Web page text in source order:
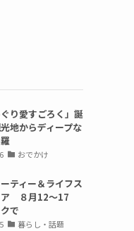
ぐり愛すごろく」誕
地からディープな
おでかけ
ティー＆ライフス
ア ８月12～17
で
暮らし・話題